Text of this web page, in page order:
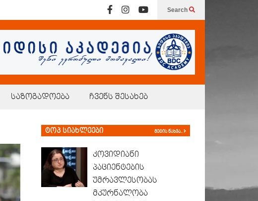
Search
საზოგადოება ჩვენს შესახებ
ტოპ სიახლეები მეტის ნახვა..
კოვიდიანი
პაციენტების
უმრავლესობას
მკურნალობა